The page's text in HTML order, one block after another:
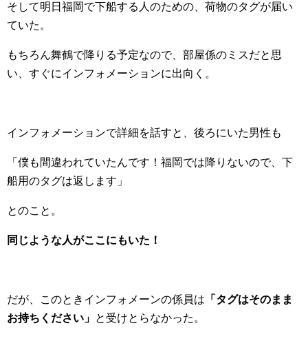
そして明日福岡で下船する人のための、荷物のタグが届い
ていた。
もちろん舞鶴で降りる予定なので、部屋係のミスだと思
い、すぐにインフォメーションに出向く。
インフォメーションで詳細を話すと、後ろにいた男性も
「僕も間違われていたんです！福岡では降りないので、下
船用のタグは返します」
とのこと。
同じような人がここにもいた！
だが、このときインフォメーンの係員は 「タグはそのまま
お持ちください」 と受けとらなかった。